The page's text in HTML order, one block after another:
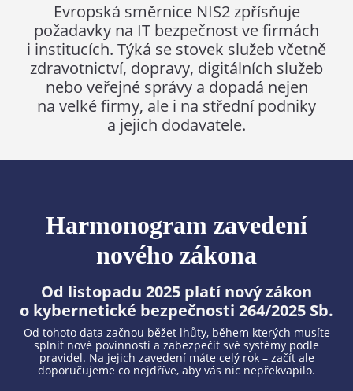
Evropská směrnice NIS2 zpřísňuje
požadavky na IT bezpečnost ve firmách
i institucích. Týká se stovek služeb včetně
zdravotnictví, dopravy, digitálních služeb
nebo veřejné správy a dopadá nejen
na velké firmy, ale i na střední podniky
a jejich dodavatele.
Harmonogram zavedení
nového zákona
Od listopadu 2025 platí nový zákon
o kybernetické bezpečnosti 264/2025 Sb.
Od tohoto data začnou běžet lhůty, během kterých musíte
splnit nové povinnosti a zabezpečit své systémy podle
pravidel. Na jejich zavedení máte celý rok – začít ale
doporučujeme co nejdříve, aby vás nic nepřekvapilo.